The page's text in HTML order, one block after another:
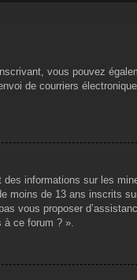
vous pouvez
de courriers
informations sur les
moins de 13 ans inscrits
vous proposer
ce forum ? ».